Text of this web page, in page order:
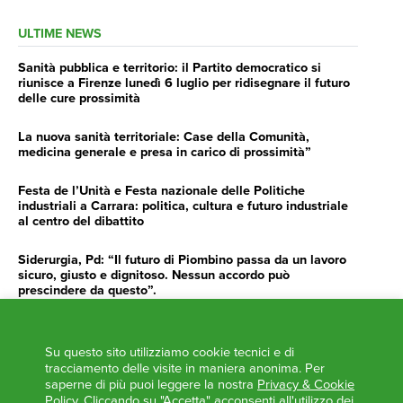
ULTIME NEWS
Sanità pubblica e territorio: il Partito democratico si
riunisce a Firenze lunedì 6 luglio per ridisegnare il futuro
delle cure prossimità
La nuova sanità territoriale: Case della Comunità,
medicina generale e presa in carico di prossimità”
Festa de l’Unità e Festa nazionale delle Politiche
industriali a Carrara: politica, cultura e futuro industriale
al centro del dibattito
Siderurgia, Pd: “Il futuro di Piombino passa da un lavoro
sicuro, giusto e dignitoso. Nessun accordo può
prescindere da questo”.
impegno e determinazione delle istituzioni”
AGENDA
Su questo sito utilizziamo cookie tecnici e di
tracciamento delle visite in maniera anonima. Per
saperne di più puoi leggere la nostra Privacy & Cookie